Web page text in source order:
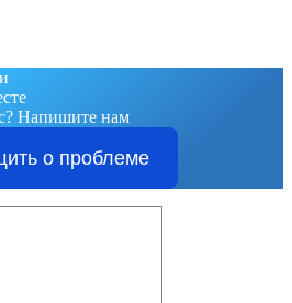
Напишите нам
о проблеме